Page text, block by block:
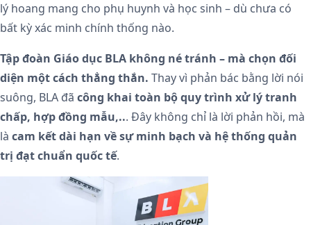
lý hoang mang cho phụ huynh và học sinh – dù chưa có
bất kỳ xác minh chính thống nào.
Tập đoàn Giáo dục BLA không né tránh – mà chọn đối
diện một cách thẳng thắn. Thay vì phản bác bằng lời nói
suông, BLA đã công khai toàn bộ quy trình xử lý tranh
chấp, hợp đồng mẫu,... Đây không chỉ là lời phản hồi, mà
là cam kết dài hạn về sự minh bạch và hệ thống quản
trị đạt chuẩn quốc tế.